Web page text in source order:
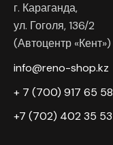
г. Караганда,
ул. Гоголя, 136/2
(Автоцентр «Кент»)
info@reno-shop.kz
+ 7 (700) 917 65 58
+7 (702) 402 35 53